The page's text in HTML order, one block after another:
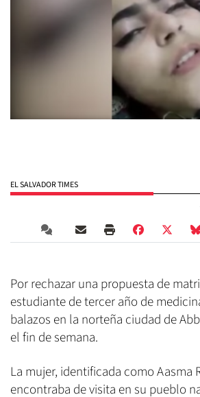
EL SALVADOR TIMES
Por rechazar una propuesta de
estudiante de tercer año de
balazos en la norteña ciudad de
el fin de semana.
La mujer, identificada como Aasma
encontraba de visita en su pueblo